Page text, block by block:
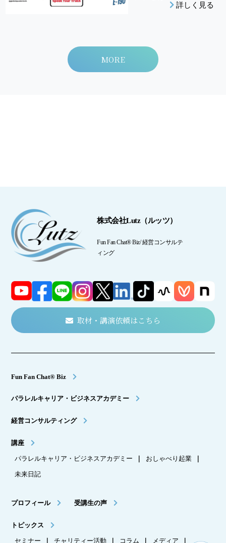
詳しく見る
MORE
株式会社Lutz（ルッツ）
Fun Fan Chat® Biz/ 経営コンサルテ
ィング
取材・講演依頼はこちら
Fun Fan Chat® Biz
パラレルキャリア・ビジネスアカデミー
経営コンサルティング
講座
パラレルキャリア・ビジネスアカデミー おしゃべり起業
未来日記
プロフィール 受講生の声
トピックス
セミナー チャリティー活動 コラム メディア